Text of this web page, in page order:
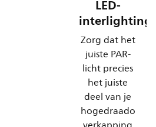
LED-
interlighting
Zorg dat het
juiste PAR-
licht precies
het juiste
deel van je
hogedraado